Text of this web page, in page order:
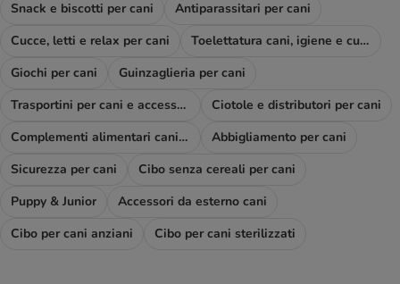
Snack e biscotti per cani
Antiparassitari per cani
Cucce, letti e relax per cani
Toelettatura cani, igiene e cura
Giochi per cani
Guinzaglieria per cani
Trasportini per cani e accessori viaggio
Ciotole e distributori per cani
Complementi alimentari cani e diete
Abbigliamento per cani
Sicurezza per cani
Cibo senza cereali per cani
Puppy & Junior
Accessori da esterno cani
Cibo per cani anziani
Cibo per cani sterilizzati